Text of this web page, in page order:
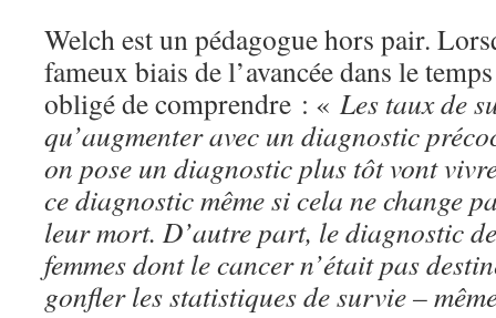
Welch est un pédagogue hors pair.
fameux biais de l’avancée dans le
obligé de comprendre : « Les taux de
qu’augmenter avec un diagnostic
on pose un diagnostic plus tôt vont
ce diagnostic même si cela ne change
leur mort. D’autre part, le diagnostic
femmes dont le cancer n’était pas
gonfler les statistiques de survie –